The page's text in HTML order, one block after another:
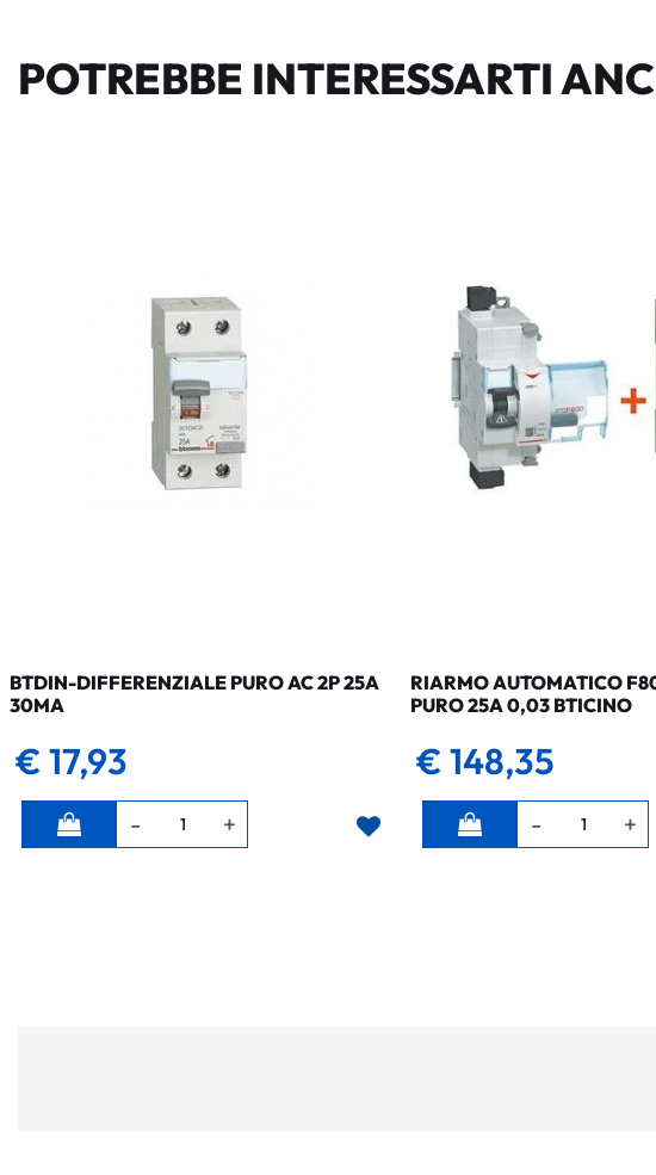
POTREBBE INTERESSARTI
BTDIN-DIFFERENZIALE PURO AC 2P 25A
30MA
€ 17,93
Quantità
RIARMO AUTOMATICO
PURO 25A 0,03 BTICINO
€ 148,35
Quantità